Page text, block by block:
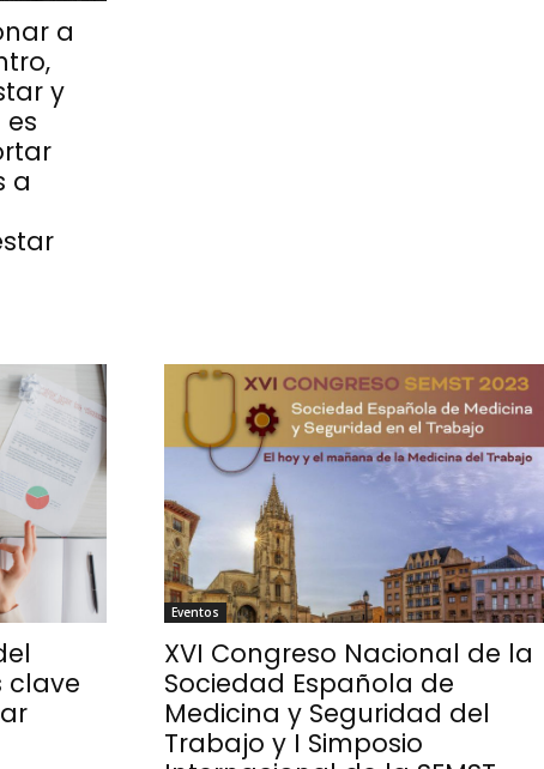
a
y
a
clave
Eventos
XVI Congreso Nacional de la
Sociedad Española de
Medicina y Seguridad del
Trabajo y I Simposio